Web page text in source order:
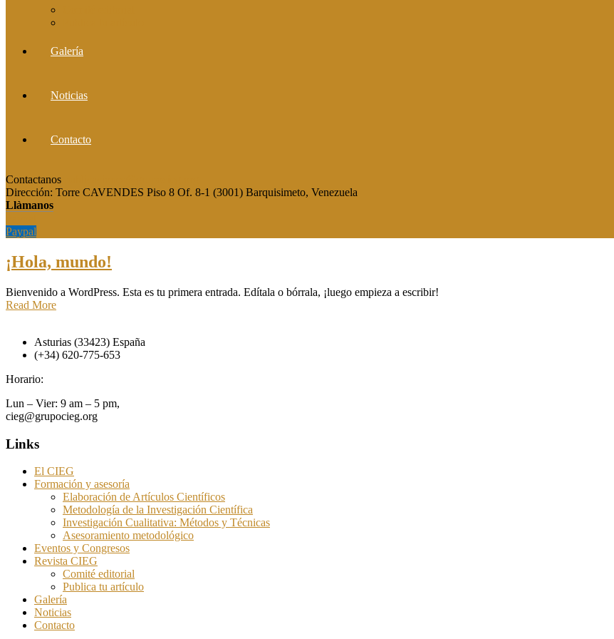
Galería
Noticias
Contacto
Contactanos
Dirección: Torre CAVENDES Piso 8 Of. 8-1 (3001) Barquisimeto, Venezuela
Llàmanos
Paypal
¡Hola, mundo!
Bienvenido a WordPress. Esta es tu primera entrada. Edítala o bórrala, ¡luego empieza a escribir!
Read More
Asturias (33423) España
(+34) 620-775-653
Horario:
Lun – Vier: 9 am – 5 pm,
cieg@grupocieg.org
Links
El CIEG
Formación y asesoría
Elaboración de Artículos Científicos
Metodología de la Investigación Científica
Investigación Cualitativa: Métodos y Técnicas
Asesoramiento metodológico
Eventos y Congresos
Revista CIEG
Comité editorial
Publica tu artículo
Galería
Noticias
Contacto